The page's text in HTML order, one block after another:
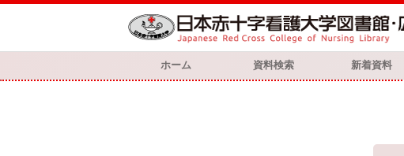
ホーム 資料検索 新着資料